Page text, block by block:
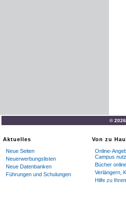
©
Aktuelles
Neue Seiten
Neuerwerbungslisten
Neue Datenbanken
Führungen und Schulungen
Von zu
Online-
Campus
Bücher
Verlängern,
Hilfe zu